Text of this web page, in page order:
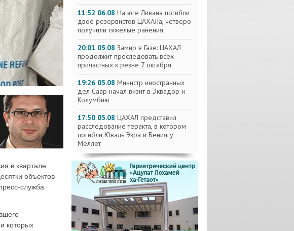
в квартале
объектов
служба
которых
11:52 06.08 На юге Ливана погибли
двое резервистов ЦАХАЛа, четверо
получили тяжелые ранения
20:01 05.08 Замир в Газе: ЦАХАЛ
продолжит преследовать всех
причастных к резне 7 октября
19:26 05.08 Министр иностранных
дел Саар начал визит в Эквадор и
Колумбию
17:50 05.08 ЦАХАЛ представил
расследование теракта, в котором
погибли Юваль Эзра и Бениягу
Меллет